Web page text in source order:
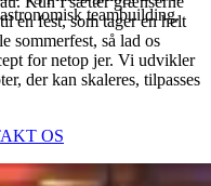
teambuilding.
en fest, som tager en helt
sommerfest, så lad os
for netop jer. Vi udvikler
der kan skaleres, tilpasses
OS